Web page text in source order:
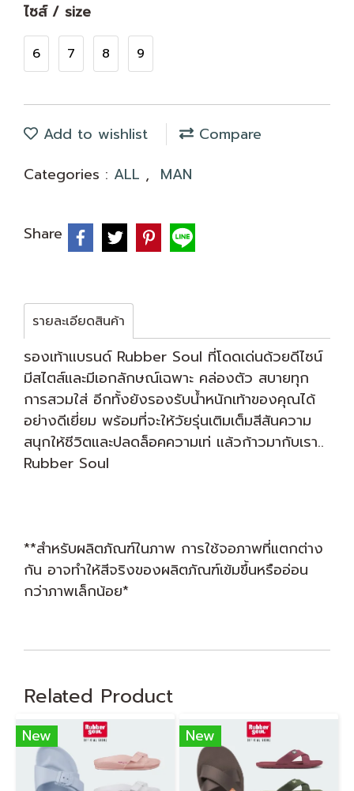
ไซส์ / size
6 7 8 9
Add to wishlist
Compare
Categories : ALL , MAN
Share
รายละเอียดสินค้า
รองเท้าแบรนด์ Rubber Soul ที่โดดเด่นด้วยดีไซน์
มีสไตส์และมีเอกลักษณ์เฉพาะ คล่องตัว สบายทุก
การสวมใส่ อีกทั้งยังรองรับน้ำหนักเท้าของคุณได้
อย่างดีเยี่ยม พร้อมที่จะให้วัยรุ่นเติมเต็มสีสันความ
สนุกให้ชีวิตและปลดล็อคความเท่ แล้วก้าวมากับเรา..
Rubber Soul
**สำหรับผลิตภัณฑ์ในภาพ การใช้จอภาพที่แตกต่าง
กัน อาจทำให้สีจริงของผลิตภัณฑ์เข้มขึ้นหรืออ่อน
กว่าภาพเล็กน้อย*
Related Product
New New